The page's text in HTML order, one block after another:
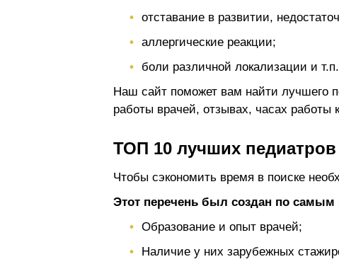
отставание в развитии,
аллергические реакции;
боли различной локализации и т.п.
Наш сайт поможет вам найти лучшего
работы врачей, отзывах, часах работы
ТОП 10 лучших
Чтобы сэкономить время в поиске
Этот перечень был создан по
Образование и опыт врачей;
Наличие у них зарубежных